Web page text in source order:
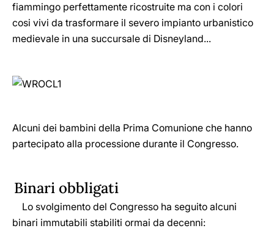
fiammingo perfettamente ricostruite ma con i colori
cosi vivi da trasformare il severo impianto urbanistico
medievale in una succursale di Disneyland...
Alcuni dei bambini della Prima Comunione che hanno
partecipato alla processione durante il Congresso.
Binari obbligati
Lo svolgimento del Congresso ha seguito alcuni
binari immutabili stabiliti ormai da decenni: